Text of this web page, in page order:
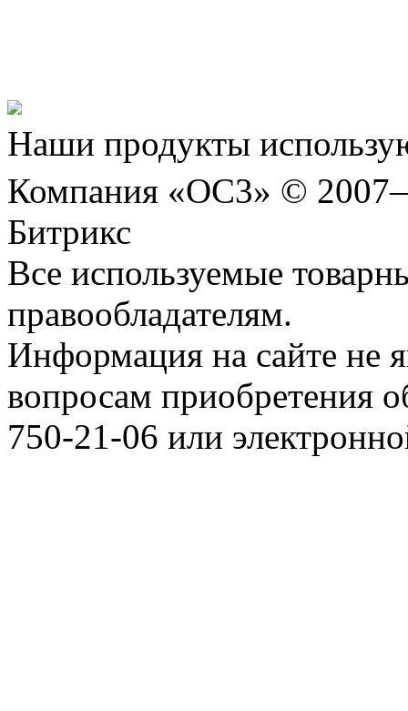
Наши продукты
Компания «ОС3» ©
Битрикс
Все используемые
правообладателям.
Информация на сайте не
вопросам приобретения
750-21-06 или